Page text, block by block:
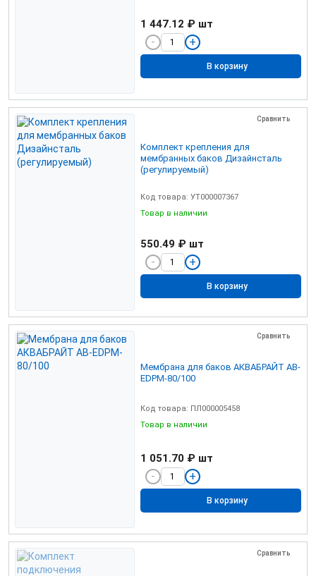
1 447.12 ₽ шт
В корзину
Сравнить
Комплект крепления для
мембранных баков Дизайнсталь
(регулируемый)
Код товара: УТ000007367
Товар в наличии
550.49 ₽ шт
В корзину
Сравнить
Мембрана для баков АКВАБРАЙТ AB-
EDPM-80/100
Код товара: ПЛ000005458
Товар в наличии
1 051.70 ₽ шт
В корзину
Сравнить